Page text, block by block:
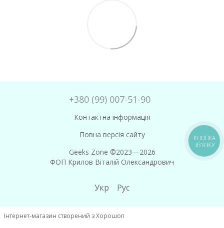
+380 (99) 007-51-90
Контактна інформація
Повна версія сайту
Geeks Zone ©2023—2026
ФОП Крилов Віталій Олександрович
Укр Рус
Інтернет-магазин створений з Хорошоп
КНОПКА
ЗВ'ЯЗКУ